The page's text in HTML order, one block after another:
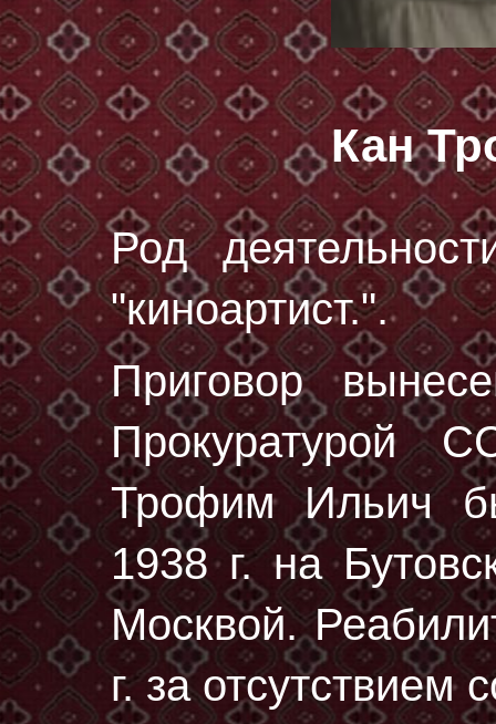
Кан
Род
"киноартист.".
Приговор
Прокуратурой
Трофим Ильич
1938 г.на
Москвой.
г. за отсутствием